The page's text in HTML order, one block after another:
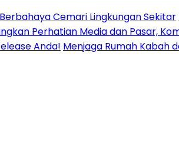
Cemari Lingkungan Sekitar
Perhatian Media dan Pasar,
Anda! Menjaga Rumah Kabah